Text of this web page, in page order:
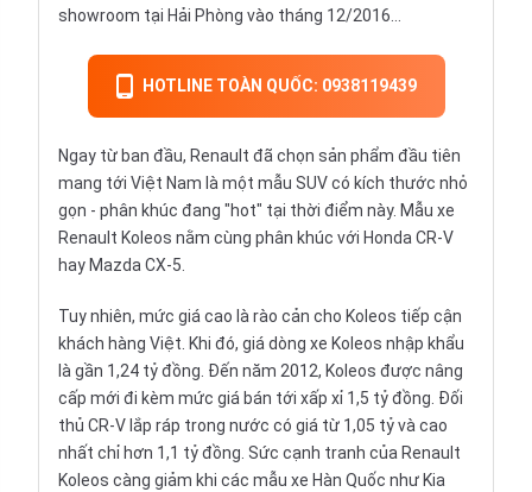
showroom tại Hải Phòng vào tháng 12/2016…
HOTLINE TOÀN QUỐC: 0938119439
Ngay từ ban đầu, Renault đã chọn sản phẩm đầu tiên
mang tới Việt Nam là một mẫu SUV có kích thước nhỏ
gọn - phân khúc đang "hot" tại thời điểm này. Mẫu xe
Renault Koleos nằm cùng phân khúc với Honda CR-V
hay Mazda CX-5.
Tuy nhiên, mức giá cao là rào cản cho Koleos tiếp cận
khách hàng Việt. Khi đó, giá dòng xe Koleos nhập khẩu
là gần 1,24 tỷ đồng. Đến năm 2012, Koleos được nâng
cấp mới đi kèm mức giá bán tới xấp xỉ 1,5 tỷ đồng. Đối
thủ CR-V lắp ráp trong nước có giá từ 1,05 tỷ và cao
nhất chỉ hơn 1,1 tỷ đồng. Sức cạnh tranh của Renault
Koleos càng giảm khi các mẫu xe Hàn Quốc như Kia